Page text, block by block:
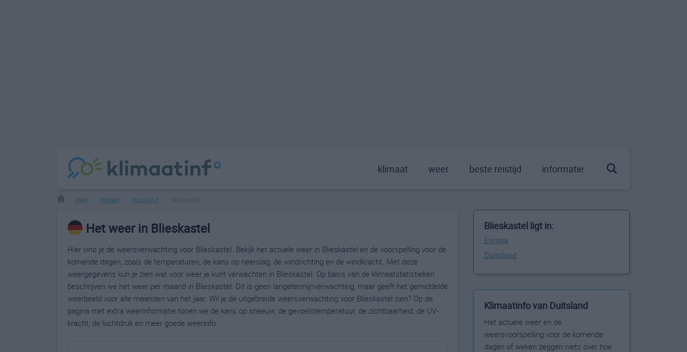
klimaat weer beste reistijd informatie
weer landen duitsland
Het weer in Blieskastel
Hier vind je de weersverwachting voor Blieskastel. Bekijk het actuele weer in Blieskastel en de voorspelling voor de
komende dagen, zoals de temperaturen, de kans op neerslag, de windrichting en de windkracht. Met deze
weergegevens kun je zien wat voor weer je kunt verwachten in Blieskastel. Op basis van de klimaatstatistieken
beschrijven we het weer per maand in Blieskastel. Dit is geen langetermijnverwachting, maar geeft het gemiddelde
weerbeeld voor alle maanden van het jaar. Wil je de uitgebreide weersverwachting voor Blieskastel zien? Op de
pagina met extra weerinformatie tonen we de kans op sneeuw, de gevoelstemperatuur, de zichtbaarheid, de UV-
kracht, de luchtdruk en meer goede weerinfo.
Blieskastel ligt in:
Europa
Duitsland
Klimaatinfo van Duitsland
Het actuele weer en de
weersvoorspelling voor de komende
dagen of weken zeggen niets over hoe